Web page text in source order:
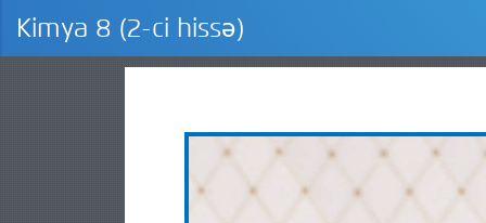
Kimya 8 (2-ci hissə)